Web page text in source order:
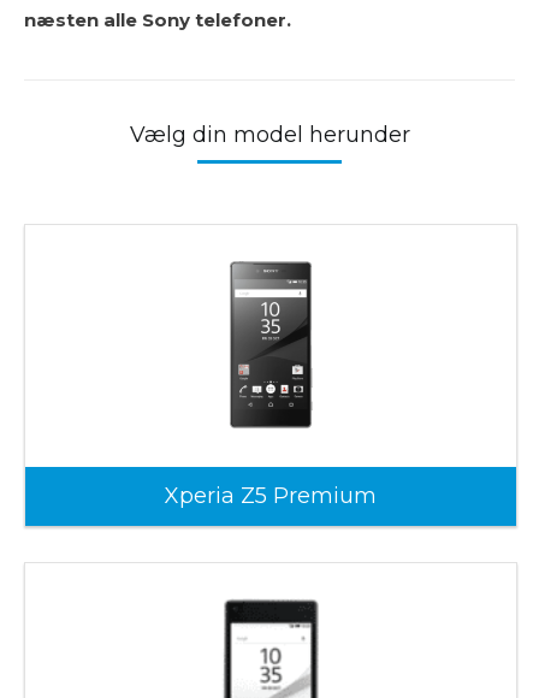
næsten alle Sony telefoner.
Vælg din model herunder
Xperia Z5 Premium